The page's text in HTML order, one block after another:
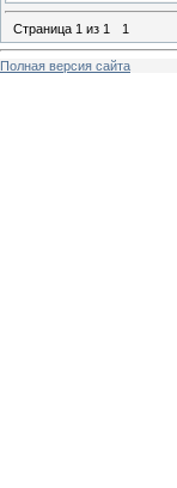
Страница 1 из 1 1
Полная версия сайта